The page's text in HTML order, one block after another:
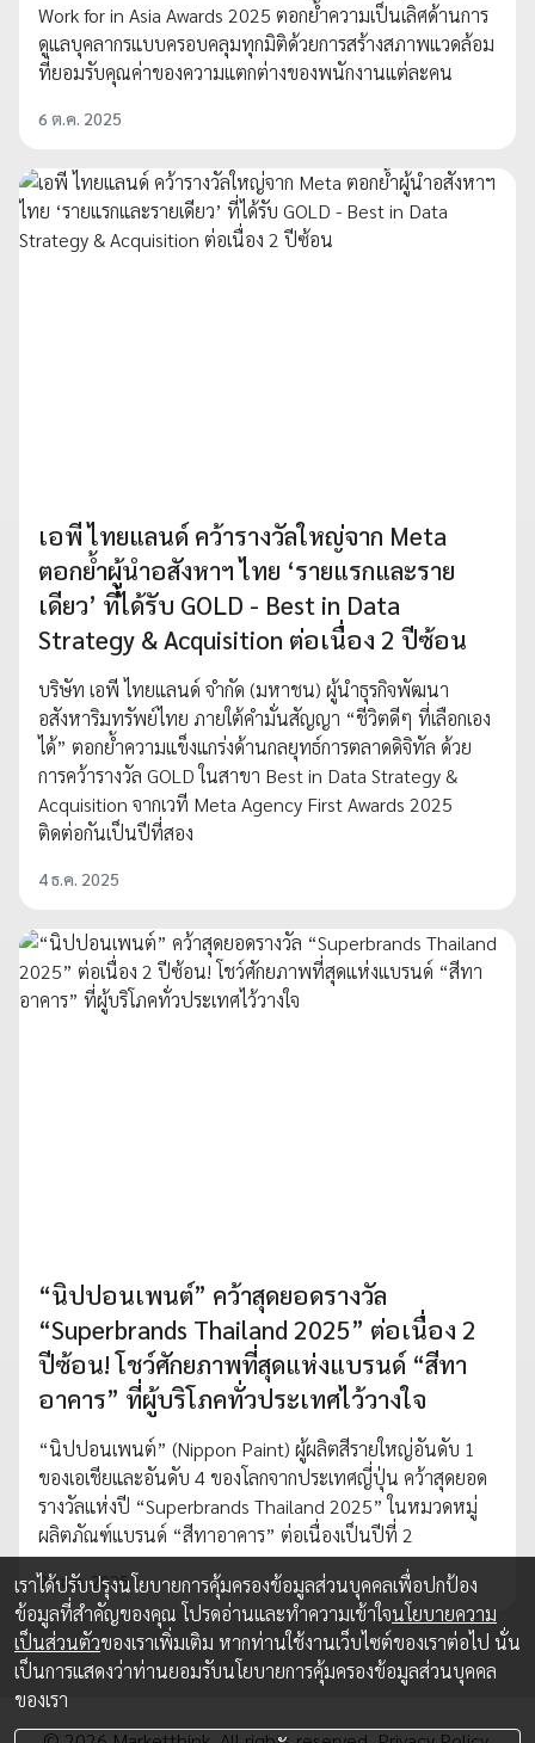
Work for in Asia Awards 2025 ตอกย้ำความเป็นเลิศด้านการ
ดูแลบุคลากรแบบครอบคลุมทุกมิติด้วยการสร้างสภาพแวดล้อม
ที่ยอมรับคุณค่าของความแตกต่างของพนักงานแต่ละคน
6 ต.ค. 2025
เอพี ไทยแลนด์ คว้ารางวัลใหญ่จาก Meta
ตอกย้ำผู้นำอสังหาฯ ไทย ‘รายแรกและราย
เดียว’ ที่ได้รับ GOLD - Best in Data
Strategy & Acquisition ต่อเนื่อง 2 ปีซ้อน
บริษัท เอพี ไทยแลนด์ จํากัด (มหาชน) ผู้นําธุรกิจพัฒนา
อสังหาริมทรัพย์ไทย ภายใต้คํามั่นสัญญา “ชีวิตดีๆ ที่เลือกเอง
ได้” ตอกย้ำความแข็งแกร่งด้านกลยุทธ์การตลาดดิจิทัล ด้วย
การคว้ารางวัล GOLD ในสาขา Best in Data Strategy &
Acquisition จากเวที Meta Agency First Awards 2025
ติดต่อกันเป็นปีที่สอง
4 ธ.ค. 2025
“นิปปอนเพนต์” คว้าสุดยอดรางวัล
“Superbrands Thailand 2025” ต่อเนื่อง 2
ปีซ้อน! โชว์ศักยภาพที่สุดแห่งแบรนด์ “สีทา
อาคาร” ที่ผู้บริโภคทั่วประเทศไว้วางใจ
“นิปปอนเพนต์” (Nippon Paint) ผู้ผลิตสีรายใหญ่อันดับ 1
ของเอเชียและอันดับ 4 ของโลกจากประเทศญี่ปุ่น คว้าสุดยอด
รางวัลแห่งปี “Superbrands Thailand 2025” ในหมวดหมู่
ผลิตภัณฑ์แบรนด์ “สีทาอาคาร” ต่อเนื่องเป็นปีที่ 2
22 ธ.ค. 2025
เราได้ปรับปรุงนโยบายการคุ้มครองข้อมูลส่วนบุคคลเพื่อปกป้อง
ข้อมูลที่สำคัญของคุณ โปรดอ่านและทำความเข้าใจนโยบายความ
เป็นส่วนตัวของเราเพิ่มเติม หากท่านใช้งานเว็บไซต์ของเราต่อไป นั่น
เป็นการแสดงว่าท่านยอมรับนโยบายการคุ้มครองข้อมูลส่วนบุคคล
ของเรา